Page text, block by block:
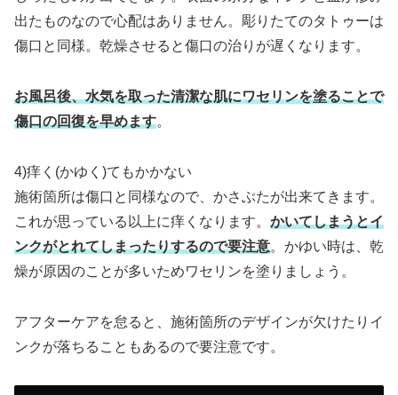
出たものなので心配はありません。彫りたてのタトゥーは
傷口と同様。乾燥させると傷口の治りが遅くなります。
お風呂後、水気を取った清潔な肌にワセリンを塗ることで
傷口の回復を早めます。
4)痒く(かゆく)てもかかない
施術箇所は傷口と同様なので、かさぶたが出来てきます。
これが思っている以上に痒くなります。 かいてしまうとイ
ンクがとれてしまったりするので要注意。かゆい時は、乾
燥が原因のことが多いためワセリンを塗りましょう。
アフターケアを怠ると、施術箇所のデザインが欠けたりイ
ンクが落ちることもあるので要注意です。